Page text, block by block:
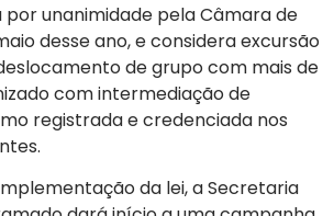
por unanimidade pela Câmara de
desse ano, e considera excursão
de grupo com mais de
com intermediação de
registrada e credenciada nos
da lei, a Secretaria